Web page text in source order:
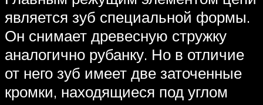
является зуб специальной формы.
Он снимает древесную стружку
аналогично рубанку. Но в отличие
от него зуб имеет две заточенные
кромки, находящиеся под углом